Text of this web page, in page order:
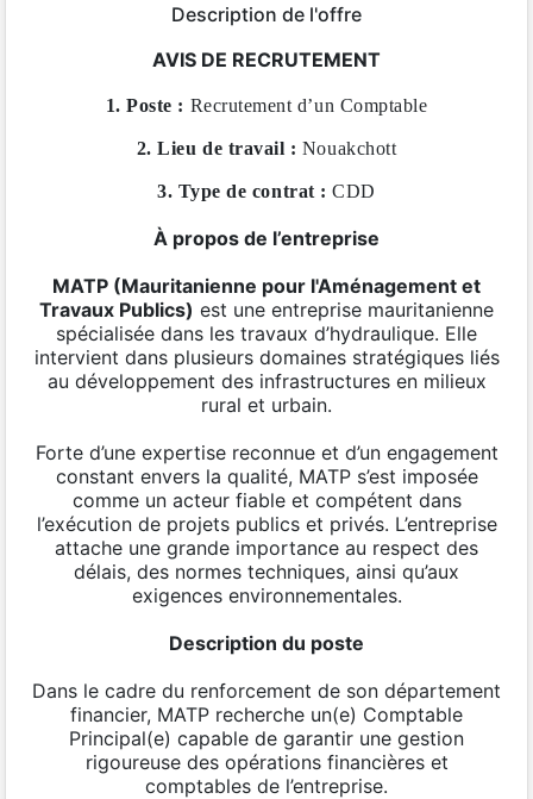
Description de l'offre
AVIS DE RECRUTEMENT
1. Poste : Recrutement d’un Comptable
2. Lieu de travail : Nouakchott
3. Type de contrat :CDD
À propos de l’entreprise
MATP (Mauritanienne pour l'Aménagement et
Travaux Publics) est une entreprise mauritanienne
spécialisée dans les travaux d’hydraulique. Elle
intervient dans plusieurs domaines stratégiques liés
au développement des infrastructures en milieux
rural et urbain.
Forte d’une expertise reconnue et d’un engagement
constant envers la qualité, MATP s’est imposée
comme un acteur fiable et compétent dans
l’exécution de projets publics et privés. L’entreprise
attache une grande importance au respect des
délais, des normes techniques, ainsi qu’aux
exigences environnementales.
Description du poste
Dans le cadre du renforcement de son département
financier, MATP recherche un(e) Comptable
Principal(e) capable de garantir une gestion
rigoureuse des opérations financières et
comptables de l’entreprise.